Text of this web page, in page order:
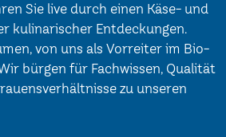
Sie live durch einen Käse- und
kulinarischer Entdeckungen.
von uns als Vorreiter im Bio-
bürgen für Fachwissen, Qualität
zu unseren